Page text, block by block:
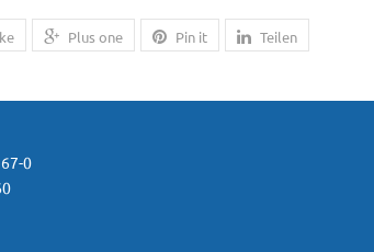
Plus one Pin it Teilen
0